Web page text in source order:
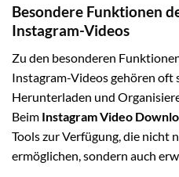
Besondere Funktionen
Instagram-Videos
Zu den besonderen
Instagram-Videos gehören oft
Herunterladen und
Beim Instagram Video
Tools zur Verfügung, die nicht
ermöglichen, sondern auch